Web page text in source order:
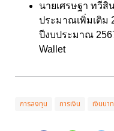
นายเศรษฐา ทวีสิ
ประมาณเพิ่มเติม
ปีงบประมาณ
Wallet
การลงทุน การเงิน เงินบาท